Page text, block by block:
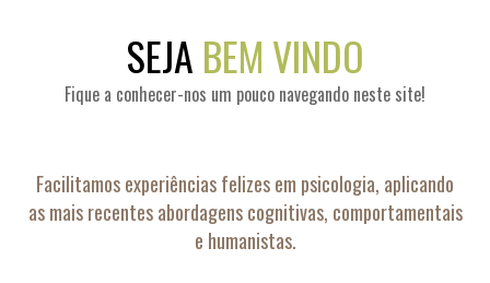
SEJA BEM VINDO
Fique a conhecer-nos um pouco navegando neste site!
Facilitamos experiências felizes em psicologia, aplicando
as mais recentes abordagens cognitivas, comportamentais
e humanistas.